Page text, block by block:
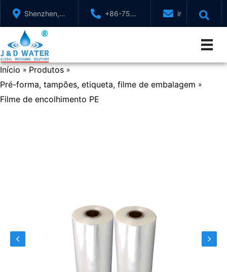
para
conteúdo
Shenzhen,
GuangDong,
China
+86-755-
88321071
Início » Produtos »
Pré-forma, tampões, etiqueta, filme de embalagem »
Filme de encolhimento PE